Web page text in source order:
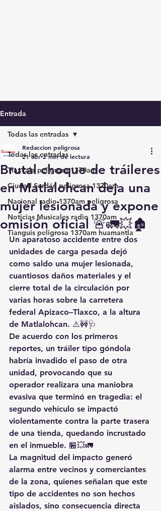
Entrada
Todas las entradas
Tlaxcala peligrosa 1370am
Ciudad Serdán peligrosa 1370am
Nacional radio 1370am peligrosa
Noticias Musicales radio 1370am
Tianguis peligrosa 1370am huamantla
Todas las entradas
Brutal choque de tráileres
en Matlalohcan deja una
mujer lesionada y expone
omisión oficial 🚨🚛💥🏚️
Redaccion peligrosa
21 abr 2 min de lectura
Un aparatoso accidente entre dos
unidades de carga pesada dejó
como saldo una mujer lesionada,
cuantiosos daños materiales y el
cierre total de la circulación por
varias horas sobre la carretera
federal Apizaco–Tlaxco, a la altura
de Matlalohcan. ⚠️🚧🩺
De acuerdo con los primeros
reportes, un tráiler tipo góndola
habría invadido el paso de otra
unidad, provocando que su
operador realizara una maniobra
evasiva que terminó en tragedia: el
segundo vehículo se impactó
violentamente contra la parte trasera
de una tienda, quedando incrustado
en el inmueble. 🏪💥🚛
La magnitud del impacto generó
alarma entre vecinos y comerciantes
de la zona, quienes señalan que este
tipo de accidentes no son hechos
aislados, sino consecuencia directa